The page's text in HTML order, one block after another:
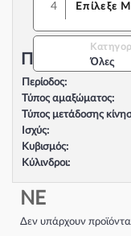
4 Επίλεξε
Όλες
Περιγραφή
Περίοδος:
Τύπος αμαξώματος:
Τύπος μετάδοσης
Ισχύς:
Κυβισμός:
Κύλινδροι:
Τύπος κινητήρα:
NE
Δεν υπάρχουν